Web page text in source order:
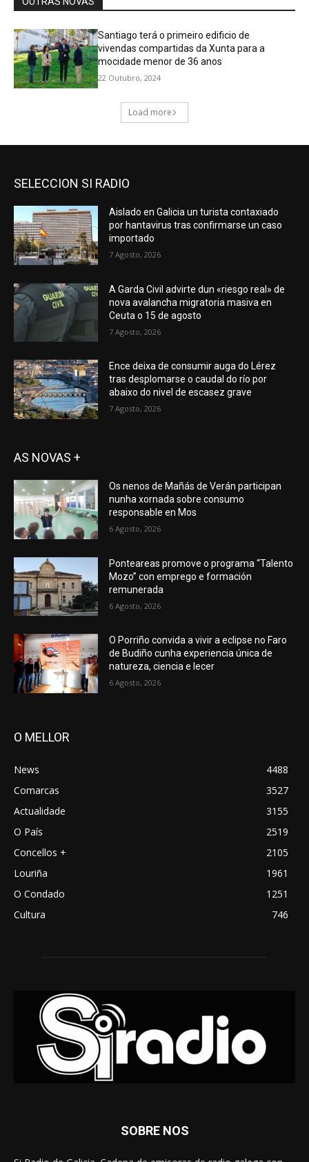
SELECCION SI RADIO
Aislado en Galicia un turista contaxiado
por hantavirus tras confirmarse un caso
importado
7 Agosto, 2026
A Garda Civil advirte dun «riesgo real» de
nova avalancha migratoria masiva en
Ceuta o 15 de agosto
7 Agosto, 2026
Ence deixa de consumir auga do Lérez
tras desplomarse o caudal do río por
abaixo do nivel de escasez grave
7 Agosto, 2026
AS NOVAS +
Os nenos de Mañás de Verán participan
nunha xornada sobre consumo
responsable en Mos
6 Agosto, 2026
Ponteareas promove o programa “Talento
Mozo” con emprego e formación
remunerada
6 Agosto, 2026
O Porriño convida a vivir a eclipse no Faro
de Budiño cunha experiencia única de
natureza, ciencia e lecer
6 Agosto, 2026
O MELLOR
News
4488
Comarcas
3527
Actualidade
3155
O País
2519
Concellos +
2105
Louriña
1961
O Condado
1251
Cultura
746
SOBRE NOS